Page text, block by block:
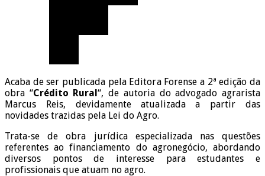
Acaba de ser publicada pela Editora Forense a 2ª edição da
obra “Crédito Rural“, de autoria do advogado agrarista
Marcus Reis, devidamente atualizada a partir das
novidades trazidas pela Lei do Agro.
Trata-se de obra jurídica especializada nas questões
referentes ao financiamento do agronegócio, abordando
diversos pontos de interesse para estudantes e
profissionais que atuam no agro.